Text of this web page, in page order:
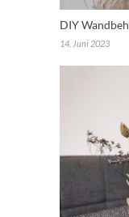
DIY
14. Juni 2023